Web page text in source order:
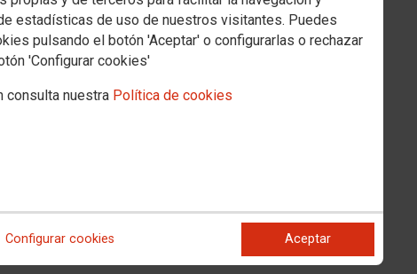
estadísticas de uso de nuestros visitantes. Puedes
pulsando el botón 'Aceptar' o configurarlas o rechazar
'Configurar cookies'
consulta nuestra Política de cookies
Configurar cookies Aceptar